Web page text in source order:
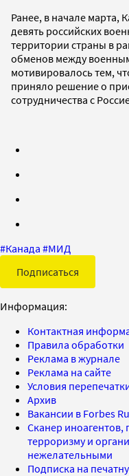
Ранее, в начале марта,
девять российских
территории страны в
обменов между
мотивировалось тем,
приняло решение о
сотрудничества с
#Канада #МИД
Подписаться
Информация:
Контактная
Правила обработки
Реклама в журнале
Реклама на сайте
Условия
Архив
Вакансии в Forbes
Сканер иноагентов,
терроризму и
нежелательными
Подписка на